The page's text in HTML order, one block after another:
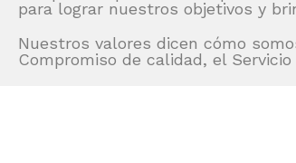
para lograr nuestros objetivos y
Nuestros valores dicen cómo
Compromiso de calidad, el